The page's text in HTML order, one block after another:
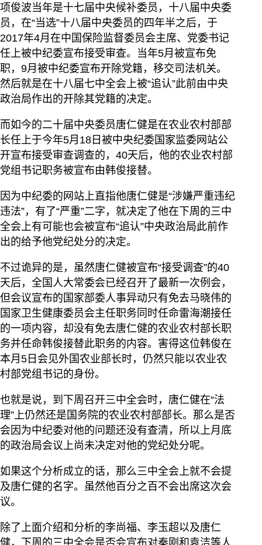
项俊波当年是十七届中央候补委员，十八届中央委
员，在“当选”十八届中央委员的四年半之后，于
2017年4月在中国保险监督委员会主席、党委书记
任上被中纪委宣布接受审查。当年5月被宣布免
职，9月被中纪委宣布开除党籍，移交司法机关。
然后就是在十八届七中全会上被“追认”此前由中央
政治局作出的开除其党籍的决定。
而如今的二十届中央委员唐仁健是在农业农村部部
长任上于今年5月18日被中央纪委国家监委网站公
开宣布接受审查调查的，40天后，他的农业农村部
党组书记职务被宣布由韩俊接替。
因为中纪委的网站上直指他唐仁健是“涉嫌严重违纪
违法”，有了“严重”二字，就决定了他在下周的三中
全会上有可能也会被宣布“追认”中央政治局此前作
出的给予他党纪处分的决定。
不过诡异的是，虽然唐仁健被宣布“接受调查”的40
天后，全国人大常委会已经召开了最新一次例会，
但会议宣布的国家部委人事异动只有免去马晓伟的
国家卫生健康委员会主任职务同时任命雷海潮接任
的一项内容，却没有免去唐仁健的农业农村部长职
务并任命韩俊接替此职务的内容。害得这位韩俊在
本月5日会见外国农业部长时，仍然只能以农业农
村部党组书记的身份。
也就是说，到下周召开三中全会时，唐仁健在“法
理”上仍然还是国务院的农业农村部部长。那么是否
会因为中纪委对他的问题还没有查清，所以上月底
的政治局会议上尚未决定对他的党纪处分呢。
如果这个分析成立的话，那么三中全会上就不会提
及唐仁健的名字。虽然他百分之百不会出席这次会
议。
除了上面介绍和分析的李尚福、李玉超以及唐仁